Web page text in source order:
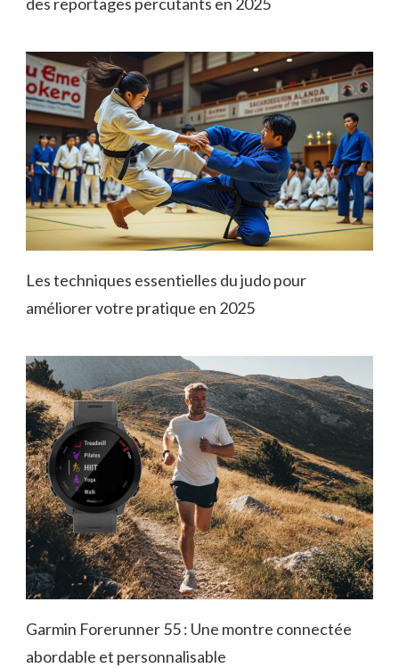
Les techniques essentielles du judo pour
améliorer votre pratique en 2025
Garmin Forerunner 55 : Une montre connectée
abordable et personnalisable